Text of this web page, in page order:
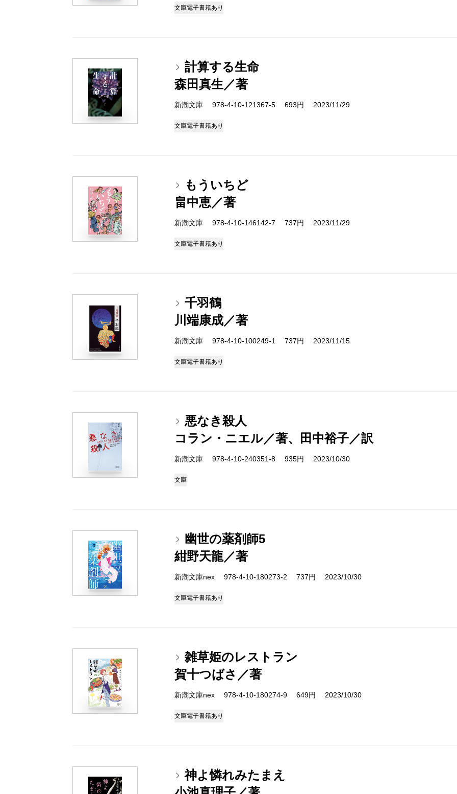
文庫電子書籍あり
計算する生命
森田真生／著
新潮文庫 978-4-10-121367-5 693円 2023/11/29
文庫電子書籍あり
もういちど
畠中恵／著
新潮文庫 978-4-10-146142-7 737円 2023/11/29
文庫電子書籍あり
千羽鶴
川端康成／著
新潮文庫 978-4-10-100249-1 737円 2023/11/15
文庫電子書籍あり
悪なき殺人
コラン・ニエル／著、田中裕子／訳
新潮文庫 978-4-10-240351-8 935円 2023/10/30
文庫
幽世の薬剤師5
紺野天龍／著
新潮文庫nex 978-4-10-180273-2 737円 2023/10/30
文庫電子書籍あり
雑草姫のレストラン
賀十つばさ／著
新潮文庫nex 978-4-10-180274-9 649円 2023/10/30
文庫電子書籍あり
神よ憐れみたまえ